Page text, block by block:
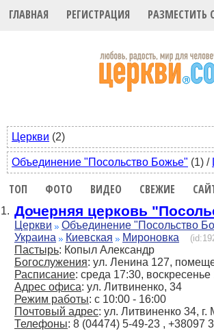
ГЛАВНАЯ РЕГИСТРАЦИЯ РАЗМЕСТИТЬ
Церкви (2)
Объединение "Посольство Божье" (1) /
ТОП ФОТО ВИДЕО СВЕЖИЕ
1. Дочерняя церковь
Церкви
Объединение "Посольство
Украина
Киевская Мироновка
Пастырь: Копыл Александр
Богослужения: ул. Ленина 127,
Расписание: среда 17:30, воскресенье
Адрес офиса: ул. Литвиненко, 34
Режим работы: с 10:00 - 16:00
Почтовый адрес: ул. Литвиненко 34,
Телефоны: 8 (04474) 5-49-23 , +38097